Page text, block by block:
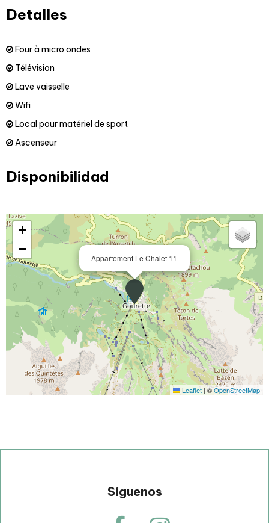
Detalles
Four à micro ondes
Télévision
Lave vaisselle
Wifi
Local pour matériel de sport
Ascenseur
Disponibilidad
Appartement Le Chalet 11
+
−
Leaflet | ©OpenStreetMap
Síguenos